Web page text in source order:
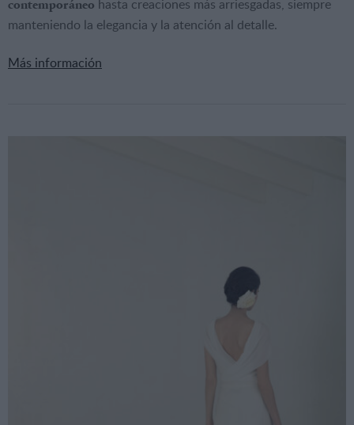
contemporáneo hasta creaciones más arriesgadas, siempre
manteniendo la elegancia y la atención al detalle.
Más información